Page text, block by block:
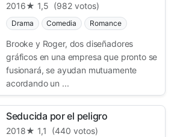
2016★ 1,5 (982 votos)
Drama Comedia Romance
Brooke y Roger, dos diseñadores
gráficos en una empresa que pronto se
fusionará, se ayudan mutuamente
acordando un ...
Seducida por el peligro
2018★ 1,1 (440 votos)